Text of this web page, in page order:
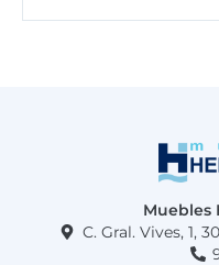
Muebles
C. Gral. Vives, 1,